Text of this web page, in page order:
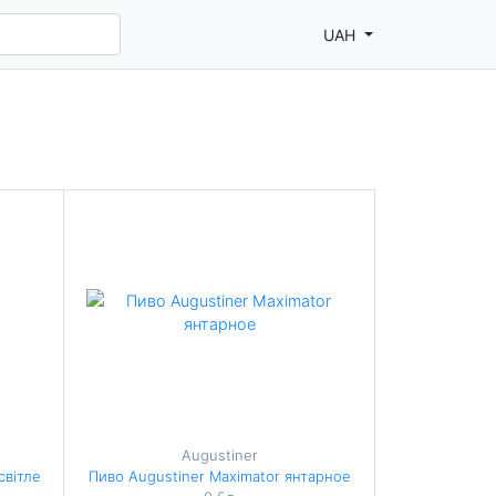
UAH
Augustiner
Пиво Augustiner Maximator янтарное